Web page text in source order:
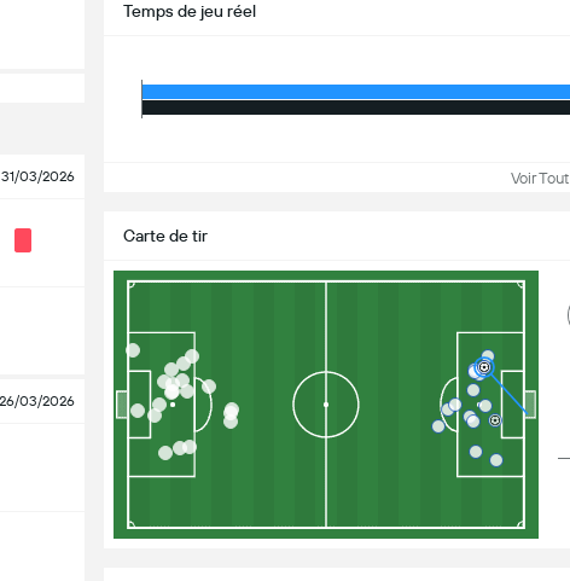
31/03/2026
26/03/2026
Temps de jeu réel
Voir Tout
Carte de tir